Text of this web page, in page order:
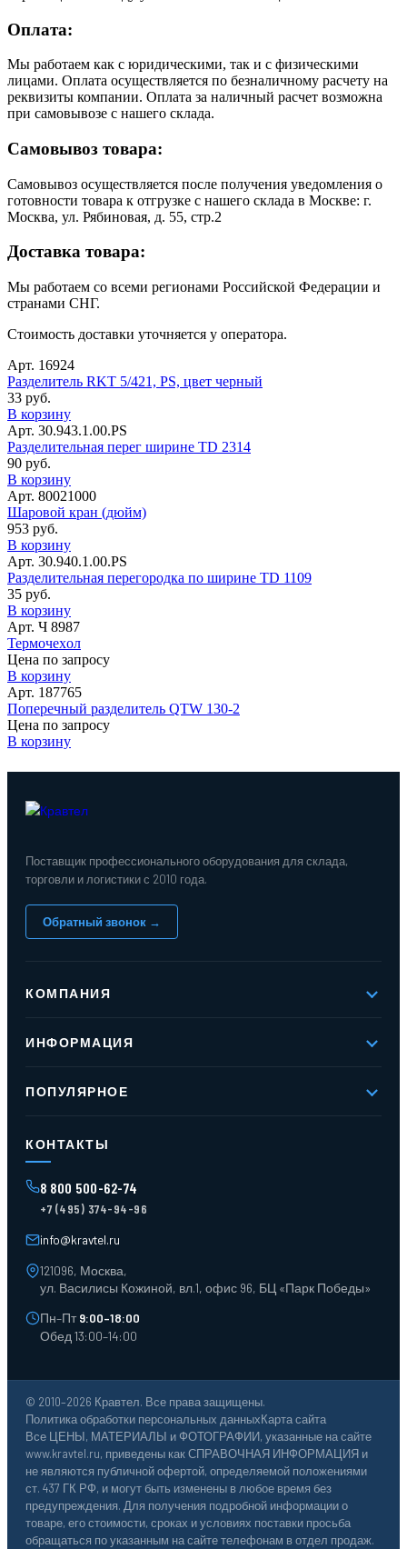
Оплата:
Мы работаем как с юридическими, так и с физическими
лицами. Оплата осуществляется по безналичному расчету на
реквизиты компании. Оплата за наличный расчет возможна
при самовывозе с нашего склада.
Самовывоз товара:
Самовывоз осуществляется после получения уведомления о
готовности товара к отгрузке с нашего склада в Москве: г.
Москва, ул. Рябиновая, д. 55, стр.2
Доставка товара:
Мы работаем со всеми регионами Российской Федерации и
странами СНГ.
Стоимость доставки уточняется у оператора.
Арт. 16924
Разделитель RKT 5/421, PS, цвет черный
33 руб.
В корзину
Арт. 30.943.1.00.PS
Разделительная перег ширине TD 2314
90 руб.
В корзину
Арт. 80021000
Шаровой кран (дюйм)
953 руб.
В корзину
Арт. 30.940.1.00.PS
Разделительная перегородка по ширине TD 1109
35 руб.
В корзину
Арт. Ч 8987
Термочеxол
Цена по запросу
В корзину
Арт. 187765
Поперечный разделитель QTW 130-2
Цена по запросу
В корзину
Поставщик профессионального оборудования для склада,
торговли и логистики с 2010 года.
Обратный звонок →
КОМПАНИЯ
Реквизиты
Контакты
ИНФОРМАЦИЯ
Доставка и оплата
ПОПУЛЯРНОЕ
Контейнеры для отходов
Поддоны
Ящики пластиковые
Тара пласт. и металл.
Тележки для склада
КОНТАКТЫ
8 800 500-62-74
+7 (495) 374-94-96
info@kravtel.ru
121096, Москва,
ул. Василисы Кожиной, вл.1, офис 96, БЦ «Парк Победы»
Пн–Пт9:00–18:00
Обед 13:00–14:00
© 2010–2026 Кравтел. Все права защищены.
Политика обработки персональных данныхКарта сайта
Все ЦЕНЫ, МАТЕРИАЛЫ и ФОТОГРАФИИ, указанные на сайте
www.kravtel.ru, приведены как СПРАВОЧНАЯ ИНФОРМАЦИЯ и
не являются публичной офертой, определяемой положениями
ст. 437 ГК РФ, и могут быть изменены в любое время без
предупреждения. Для получения подробной информации о
товаре, его стоимости, сроках и условиях поставки просьба
обращаться по указанным на сайте телефонам в отдел продаж.